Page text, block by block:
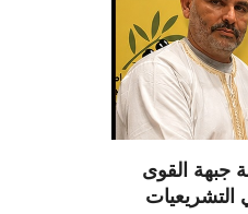
جبهة القوى
التشريعيات